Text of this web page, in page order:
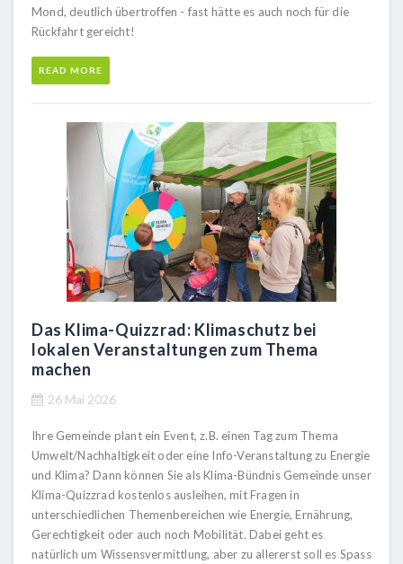
Mond, deutlich übertroffen - fast hätte es auch noch für die
Rückfahrt gereicht!
READ MORE
Das Klima-Quizzrad: Klimaschutz bei
lokalen Veranstaltungen zum Thema
machen
26 Mai 2026
Ihre Gemeinde plant ein Event, z.B. einen Tag zum Thema
Umwelt/Nachhaltigkeit oder eine Info-Veranstaltung zu Energie
und Klima? Dann können Sie als Klima-Bündnis Gemeinde unser
Klima-Quizzrad kostenlos ausleihen, mit Fragen in
unterschiedlichen Themenbereichen wie Energie, Ernährung,
Gerechtigkeit oder auch noch Mobilität. Dabei geht es
natürlich um Wissensvermittlung, aber zu allererst soll es Spass